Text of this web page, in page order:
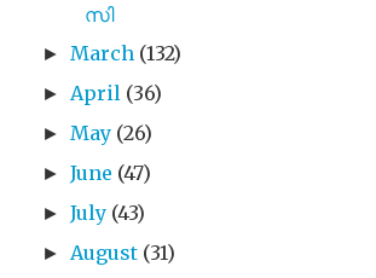
സി
► March (132)
► April (36)
► May (26)
►June (47)
►July (43)
► August (31)